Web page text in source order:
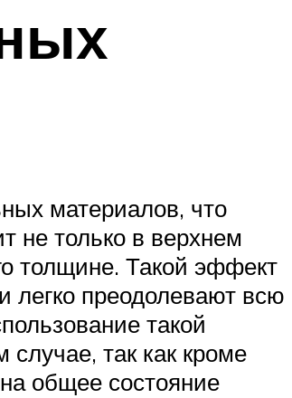
материалов, что
не только в верхнем
толщине. Такой эффект
легко преодолевают всю
такой
так как кроме
общее состояние